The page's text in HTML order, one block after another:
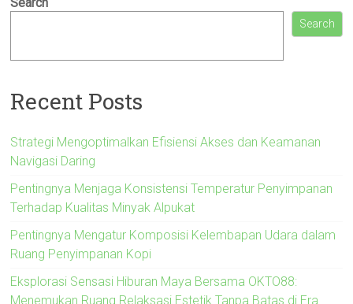
Search
Recent Posts
Strategi Mengoptimalkan Efisiensi Akses dan Keamanan
Navigasi Daring
Pentingnya Menjaga Konsistensi Temperatur Penyimpanan
Terhadap Kualitas Minyak Alpukat
Pentingnya Mengatur Komposisi Kelembapan Udara dalam
Ruang Penyimpanan Kopi
Eksplorasi Sensasi Hiburan Maya Bersama OKTO88:
Menemukan Ruang Relaksasi Estetik Tanpa Batas di Era